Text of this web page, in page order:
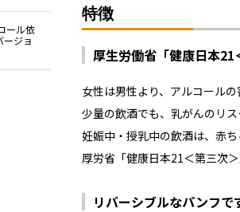
ール依
ジョ
特徴
厚生労働省「健康日本
女性は男性より、アルコール
少量の飲酒でも、乳がんのリス
妊娠中・授乳中の飲酒は、赤
厚労省「健康日本21＜第三次＞
リバーシブルなパンフで